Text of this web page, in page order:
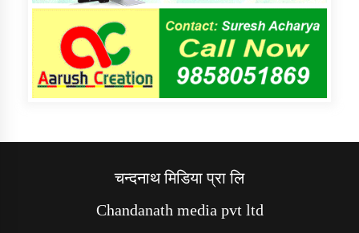
चन्दनाथ मिडिया प्रा लि
Chandanath media pvt ltd